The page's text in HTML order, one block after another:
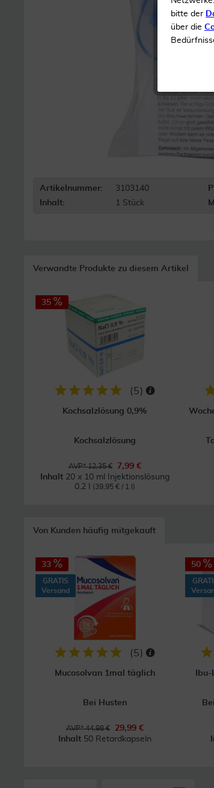
Artikelnummer: 3103140
Inhalt:
1 Stück
Verwandte Produkte zu diesem Artikel
35
(5)
Kochsalzlösung 0,9%
Kochsalzlösung
AVP* 12,35 €
7,99 €
Inhalt 20 x 10 ml Injektionslösung
0.2 l
(39,95 € / 1 l)
Von Kunden häufig mitgekauft
33
GRATIS
Versand
(5)
Mucosolvan 1mal täglich
Bei Husten
AVP* 44,98 €
29,99 €
Inhalt 50 Retardkapseln
50
bitte der
über die